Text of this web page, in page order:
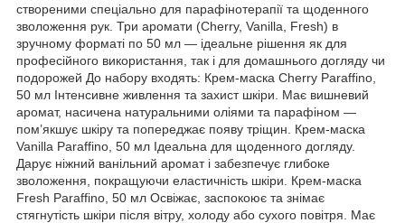
створеними спеціально для парафінотерапії та щоденного
зволоження рук. Три аромати (Cherry, Vanilla, Fresh) в
зручному форматі по 50 мл — ідеальне рішення як для
професійного використання, так і для домашнього догляду чи
подорожей До набору входять: Крем-маска Cherry Paraffino,
50 мл Інтенсивне живлення та захист шкіри. Має вишневий
аромат, насичена натуральними оліями та парафіном —
пом’якшує шкіру та попереджає появу тріщин. Крем-маска
Vanilla Paraffino, 50 мл Ідеальна для щоденного догляду.
Дарує ніжний ванільний аромат і забезпечує глибоке
зволоження, покращуючи еластичність шкіри. Крем-маска
Fresh Paraffino, 50 мл Освіжає, заспокоює та знімає
стягнутість шкіри після вітру, холоду або сухого повітря. Має